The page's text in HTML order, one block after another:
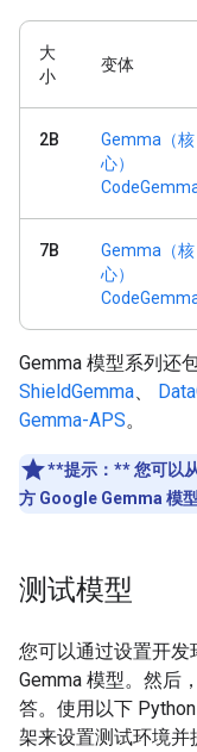
大
小
变体
2B
Gemma（核
心）
7B
Gemma（核
心）
Gemma 模型系列还
ShieldGemma、
Gemma-APS。
**提示：**您可以
方 Google Gemma 模
测试模型
您可以通过设置开
Gemma 模型。然后
答。使用以下
架来设置测试环境并